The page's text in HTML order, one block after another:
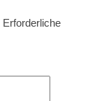
Erforderliche